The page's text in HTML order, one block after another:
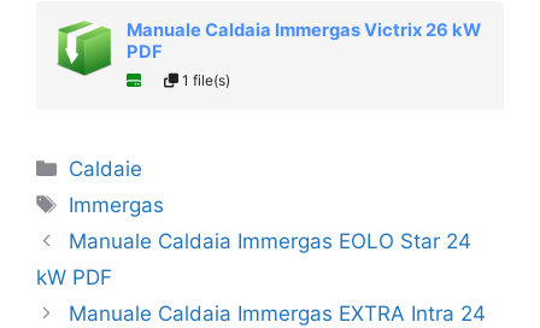
Manuale Caldaia Immergas Victrix 26 kW
PDF
1 file(s)
Categorie
Caldaie
Tag
Immergas
Manuale Caldaia Immergas EOLO Star 24
kW PDF
Manuale Caldaia Immergas EXTRA Intra 24